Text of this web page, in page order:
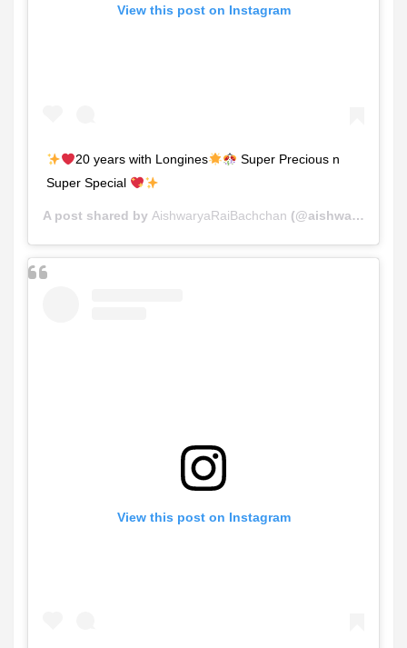
View this post on Instagram
20 years with Longines
Super Precious n
Super Special
A post shared by AishwaryaRaiBachchan (@aishwaryaraibachchan_arb) on
View this post on Instagram